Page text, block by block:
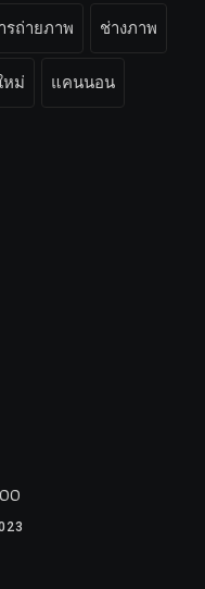
รถ่ายภาพ ช่างภาพ
หม่ แคนนอน